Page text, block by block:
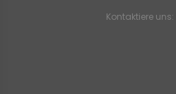
Kontaktiere uns: